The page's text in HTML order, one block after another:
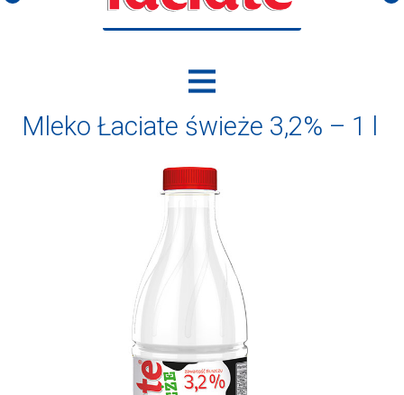
Mleko Łaciate świeże 3,2% – 1 l